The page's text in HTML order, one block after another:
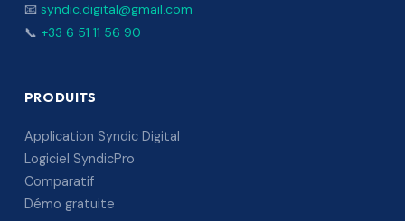
📧 syndic.digital@gmail.com
📞 +33 6 51 11 56 90
PRODUITS
Application Syndic Digital
Logiciel SyndicPro
Comparatif
Démo gratuite